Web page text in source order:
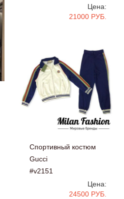
Цена:
21000 РУБ.
Спортивный костюм
Gucci
#v2151
Цена:
24500 РУБ.